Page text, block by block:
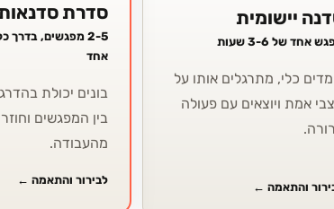
יישומית
אחד של 3-6 שעות
כלי, מתרגלים אותו על
אמת ויוצאים עם פעולה
והתאמה←
סדרת
אחד
בונים יכולת
בין המפגשים
מהעבודה.
לבירור והתאמה ←